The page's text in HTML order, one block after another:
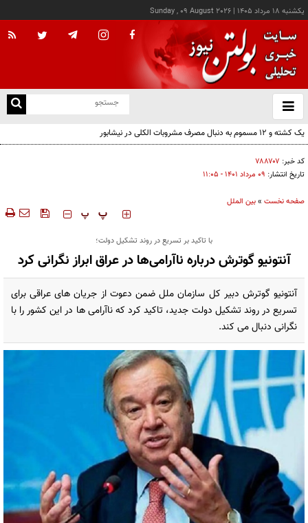
يکشنبه ۱۸ مرداد ۱۴۰۵ |
Sunday , 09 August 2026
باز
و
کد خبر: ۷۸۸۷۰۷
تاریخ انتشار: ۰۹ مرداد ۱۴۰۱ - ۱۱:۰۵
صفحه نخست »بین الملل
‍‍‍ پ پ
با تاکید بر تسریع در روند تشکیل دولت؛
آنتونیو گوترش درباره ناآرامی‌ها در عراق ابراز نگرانی کرد
آنتونیو گوترش دبیر کل سازمان ملل ضمن دعوت از جریان های عراقی برای
تسریع در روند تشکیل دولت جدید، تاکید کرد که ناآرامی ها در این کشور را با
نگرانی دنبال می کند.